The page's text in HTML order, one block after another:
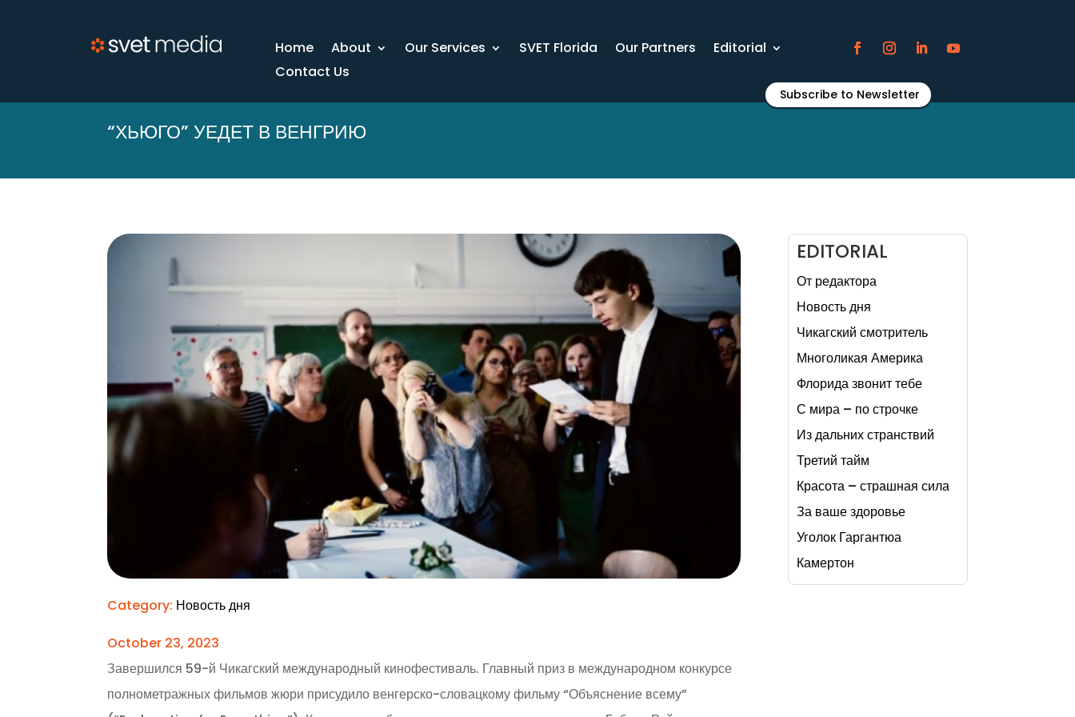
Home About Our Services SVET Florida Our Partners
Editorial
Contact Us
Subscribe to Newsletter
“ХЬЮГО” УЕДЕТ В ВЕНГРИЮ
Category: Новость дня
October 23, 2023
Завершился 59-й Чикагский международный кинофестиваль. Главный приз в международном конкурсе
полнометражных фильмов жюри присудило венгерско-словацкому фильму “Объяснение всему”
EDITORIAL
От редактора
Новость дня
Чикагский смотритель
Многоликая Америка
Флорида звонит тебе
С мира – по строчке
Из дальних странствий
Третий тайм
Красота – страшная сила
За ваше здоровье
Уголок Гаргантюа
Камертон